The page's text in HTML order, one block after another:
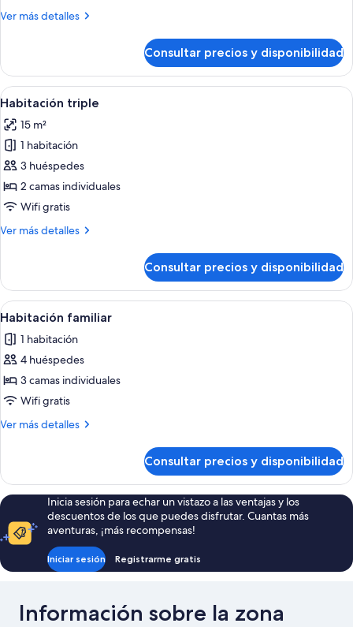
Ver más detalles
Más
doble
Consultar precios y disponibilidad
Abrir
todas
las
fotos
de
Habitación
triple
Una habitación de hotel con una
1
Habitación triple
15 m²
1 habitación
3 huéspedes
2 camas individuales
Wifi gratis
Ver más detalles
Más
triple
Consultar precios y disponibilidad
Abrir
todas
las
fotos
de
Habitación
familiar
Habitación de hotel con dos camas,
1
Habitación familiar
1 habitación
4 huéspedes
3 camas individuales
Wifi gratis
Ver más detalles
Más
familiar
Consultar precios y disponibilidad
Inicia sesión para echar un vistazo a las ventajas y los
descuentos de los que puedes disfrutar. Cuantas más
aventuras, ¡más recompensas!
Iniciar sesión Registrarme gratis
Información sobre la zona